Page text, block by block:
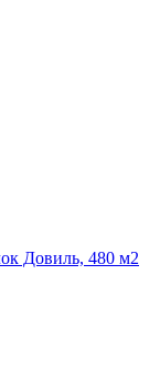
Довиль, 480 м2